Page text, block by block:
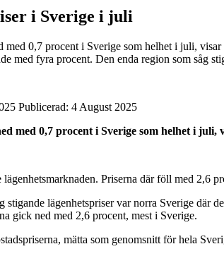
i Sverige i juli
med 0,7 procent i Sverige som helhet i juli,
med fyra procent. Den enda region som såg
Publicerad: 4 August 2025
med 0,7 procent i Sverige som helhet i juli,
Priserna där föll med 2,6
stigande lägenhetspriser var norra Sverige där
gick ned med 2,6 procent, mest i Sverige.
mätta som genomsnitt för hela